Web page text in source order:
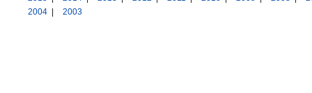
2004
2003